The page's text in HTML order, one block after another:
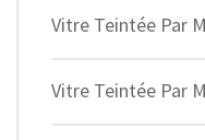
Vitre Teintée Par
Vitre Teintée Par